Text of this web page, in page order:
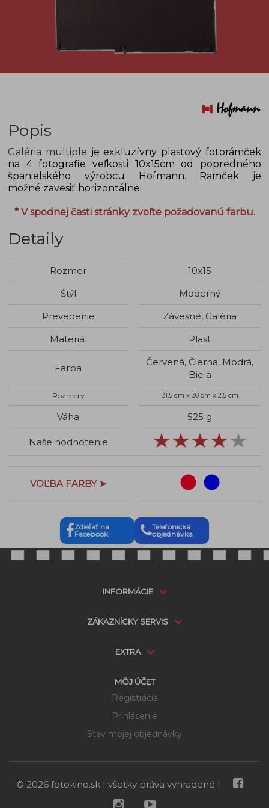
Popis
Galéria multiple je exkluzívny plastový fotorámček
na 4 fotografie veľkosti 10x15cm od popredného
španielského výrobcu Hofmann. Ramček je
možné zavesiť horizontálne.
* V spodnej časti stránky zvoľte požadovanú farbu.
Detaily
Rozmer
10x15
Štýl
Moderný
Prevedenie
Závesné, Galéria
Materiál
Plast
Farba
Červená, Čierna, Modrá,
Biela
Rozmery 31,5 cm x 30 cm x 2,5 cm
Váha 525 g
Naše hodnotenie
VOĽBA FARBY ➤
Zdieľať na
Facebook
Telefonická
objednávka
Dostupnosť:Skladom možnosti doručenia
INFORMÁCIE
ZÁKAZNÍCKY SERVIS
EXTRA
MÔJ ÚČET
Registrácia
Prihlásenie
Stav mojej objednávky
© 2026 fotokino.sk | všetky práva vyhradené |